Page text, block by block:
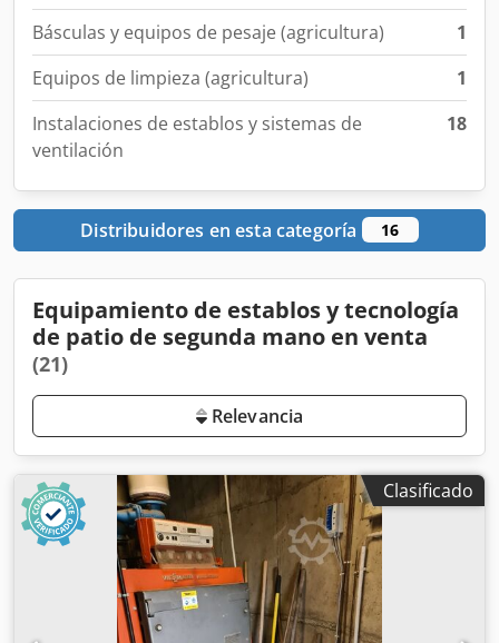
Básculas y equipos de pesaje (agricultura)
1
Equipos de limpieza (agricultura)
1
Instalaciones de establos y sistemas de
ventilación
18
Distribuidores en esta categoría 16
Equipamiento de establos y tecnología
de patio de segunda mano en venta
(21)
Relevancia
Clasificado